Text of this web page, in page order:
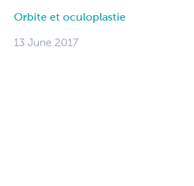
Orbite et oculoplastie
13 June 2017